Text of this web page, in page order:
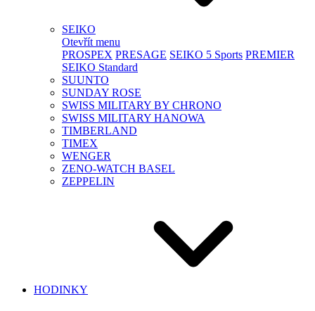
SEIKO
Otevřít menu
PROSPEX PRESAGE SEIKO 5 Sports PREMIER
SEIKO Standard
SUUNTO
SUNDAY ROSE
SWISS MILITARY BY CHRONO
SWISS MILITARY HANOWA
TIMBERLAND
TIMEX
WENGER
ZENO-WATCH BASEL
ZEPPELIN
HODINKY